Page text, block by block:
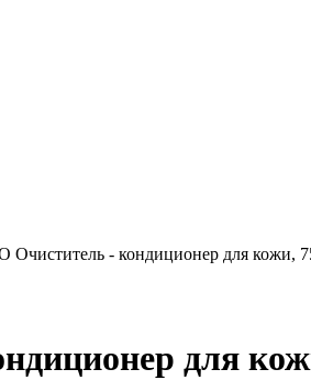
Очиститель - кондиционер для кожи,
для